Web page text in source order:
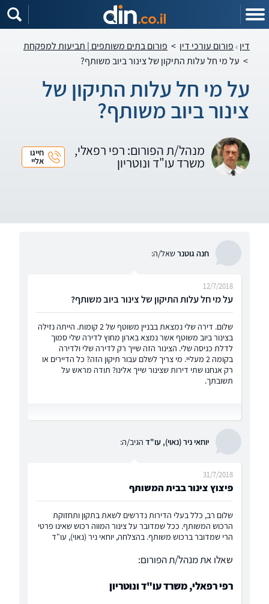
דין פורום עורכי דין > פורום בתים משותפים | תביעות למפקחת
> על מי חל עלות התיקון של צינור ביוב משותף?
על מי חל עלות התיקון של
צינור ביוב משותף?
מנהל/ת הפורום: רפי רפאלי,
משרד עו"ד ונוטריון
חייגו
אליי
חנה גוטנרשאל/ה:
על מי חל עלות התיקון של צינור ביוב משותף?
12/7/2018
שלום. דירה שלי נמצאת בבניין משוטף של 2 קומות. הייתה נזילה
בצינור ביוב משוטף אשר נמצא בארון מחוץ לדירה שלי סמוך
לדלת כניסה שלי. הצינור הזה שייך רק לדירה שלי ולדירה
בקומה 2 מעליי. מי צריך לשלם עבור תיקון הזה? כל הדיירים או
רק אנחנו שתי דירות שצינור שייך אלינו? תודה מראש על
תשובתך.
יוחאי ניר (נאוי), עו"ד הגיב/ה:
פיצוץ צינור בבית המשותף
31/7/2018
שלום רב, כלל בעלי הדירות נדרשים לשאת בתקון ותחזוקת
הרכוש המשותף. ככל שמדובר על צינור המווה רכוש שאינו פרטי
הרי שמדובר ברכוש משותף. בהצלחה, יוחאי ניר (נאוי), עו"ד
שאלו את מנהל/ת הפורום:
רפי רפאלי, משרד עו"ד ונוטריון